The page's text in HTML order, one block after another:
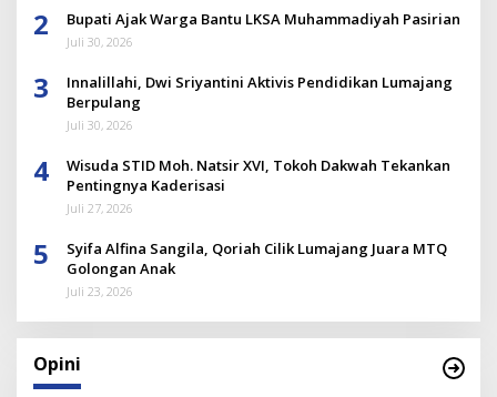
2 Bupati Ajak Warga Bantu LKSA Muhammadiyah Pasirian
Juli 30, 2026
3
Innalillahi, Dwi Sriyantini Aktivis Pendidikan Lumajang
Berpulang
Juli 30, 2026
4
Wisuda STID Moh. Natsir XVI, Tokoh Dakwah Tekankan
Pentingnya Kaderisasi
Juli 27, 2026
5
Syifa Alfina Sangila, Qoriah Cilik Lumajang Juara MTQ
Golongan Anak
Juli 23, 2026
Opini